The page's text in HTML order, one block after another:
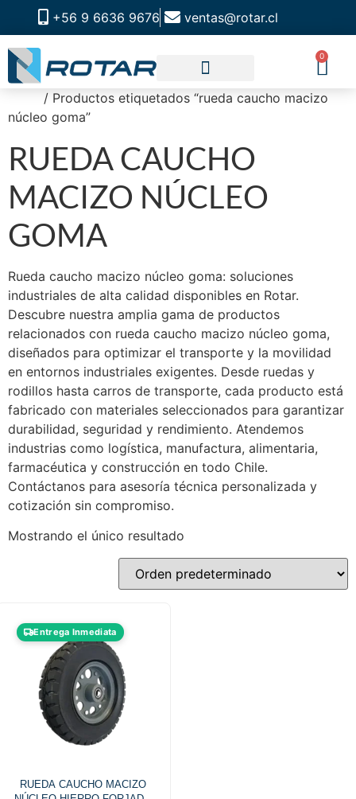
+56 9 6636 9676 ventas@rotar.cl
0
/ Productos etiquetados “rueda caucho macizo
núcleo goma”
RUEDA CAUCHO
MACIZO NÚCLEO
GOMA
Rueda caucho macizo núcleo goma: soluciones
industriales de alta calidad disponibles en Rotar.
Descubre nuestra amplia gama de productos
relacionados con rueda caucho macizo núcleo goma,
diseñados para optimizar el transporte y la movilidad
en entornos industriales exigentes. Desde ruedas y
rodillos hasta carros de transporte, cada producto está
fabricado con materiales seleccionados para garantizar
durabilidad, seguridad y rendimiento. Atendemos
industrias como logística, manufactura, alimentaria,
farmacéutica y construcción en todo Chile.
Contáctanos para asesoría técnica personalizada y
cotización sin compromiso.
Mostrando el único resultado
Entrega Inmediata
RUEDA CAUCHO MACIZO